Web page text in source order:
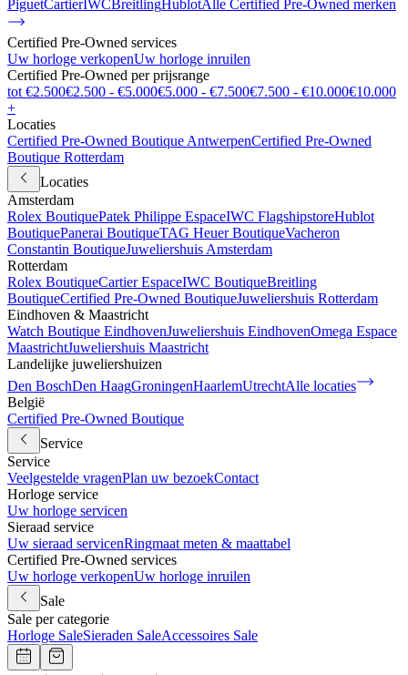
PiguetCartierIWCBreitlingHublotAlle Certified Pre-Owned merken
Certified Pre-Owned services
Uw horloge verkopenUw horloge inruilen
Certified Pre-Owned per prijsrange
tot €2.500€2.500 - €5.000€5.000 - €7.500€7.500 - €10.000€10.000
+
Locaties
Certified Pre-Owned Boutique AntwerpenCertified Pre-Owned
Boutique Rotterdam
Locaties
Amsterdam
Rolex BoutiquePatek Philippe EspaceIWC FlagshipstoreHublot
BoutiquePanerai BoutiqueTAG Heuer BoutiqueVacheron
Constantin BoutiqueJuweliershuis Amsterdam
Rotterdam
Rolex BoutiqueCartier EspaceIWC BoutiqueBreitling
BoutiqueCertified Pre-Owned BoutiqueJuweliershuis Rotterdam
Eindhoven & Maastricht
Watch Boutique EindhovenJuweliershuis EindhovenOmega Espace
MaastrichtJuweliershuis Maastricht
Landelijke juweliershuizen
Den BoschDen HaagGroningenHaarlemUtrechtAlle locaties
België
Certified Pre-Owned Boutique
Service
Service
Veelgestelde vragenPlan uw bezoekContact
Horloge service
Uw horloge servicen
Sieraad service
Uw sieraad servicenRingmaat meten & maattabel
Certified Pre-Owned services
Uw horloge verkopenUw horloge inruilen
Sale
Sale per categorie
Horloge SaleSieraden SaleAccessoires Sale